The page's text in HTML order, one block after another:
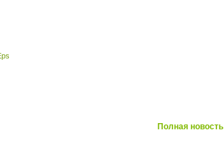
Полная новость